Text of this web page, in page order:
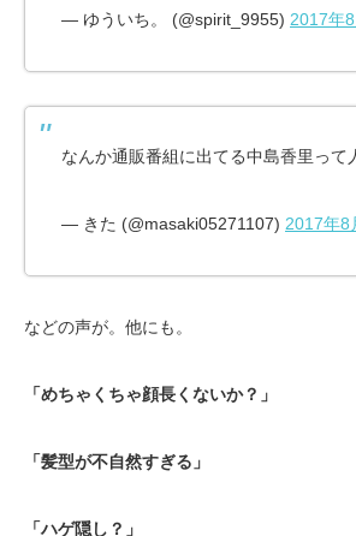
— ゆういち。 (@spirit_9955) 2017年
なんか通販番組に出てる中島香里って
— きた (@masaki05271107) 2017年8
などの声が。他にも。
「めちゃくちゃ顔長くないか？」
「髪型が不自然すぎる」
「ハゲ隠し？」